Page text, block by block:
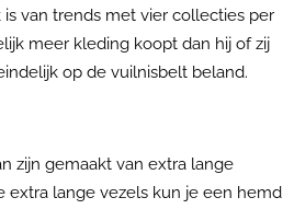
van trends met vier collecties per
meer kleding koopt dan hij of zij
op de vuilnisbelt beland.
zijn gemaakt van extra lange
extra lange vezels kun je een hemd